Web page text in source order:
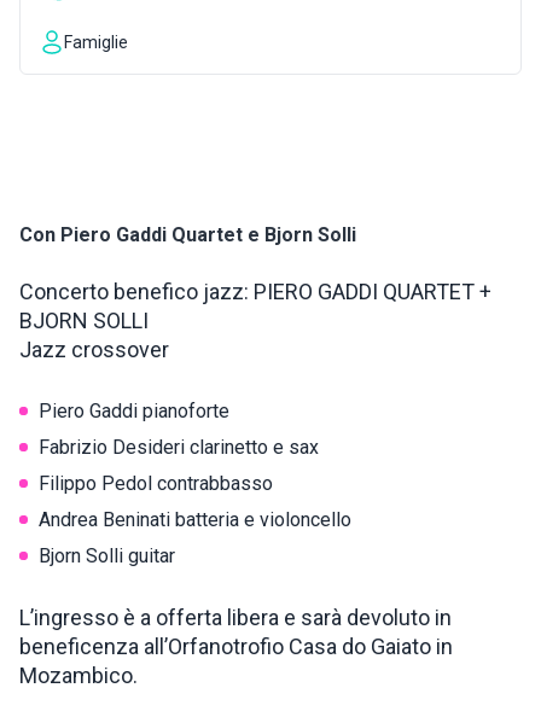
LIVE WEBCAM
Famiglie
Con Piero Gaddi Quartet e Bjorn Solli
Concerto benefico jazz: PIERO GADDI QUARTET +
BJORN SOLLI
Jazz crossover
Piero Gaddi pianoforte
Fabrizio Desideri clarinetto e sax
Filippo Pedol contrabbasso
Andrea Beninati batteria e violoncello
Bjorn Solli guitar
L’ingresso è a offerta libera e sarà devoluto in
beneficenza all’Orfanotrofio Casa do Gaiato in
Mozambico.